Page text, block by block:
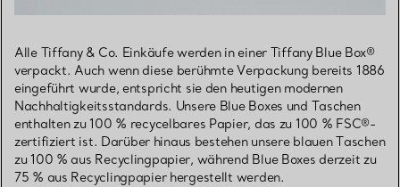
Alle Tiffany & Co. Einkäufe werden in einer Tiffany Blue Box®
verpackt. Auch wenn diese berühmte Verpackung bereits 1886
eingeführt wurde, entspricht sie den heutigen modernen
Nachhaltigkeitsstandards. Unsere Blue Boxes und Taschen
enthalten zu 100 % recycelbares Papier, das zu 100 % FSC®-
zertifiziert ist. Darüber hinaus bestehen unsere blauen Taschen
zu 100 % aus Recyclingpapier, während Blue Boxes derzeit zu
75 % aus Recyclingpapier hergestellt werden.